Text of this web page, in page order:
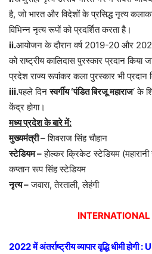
है, जो भारत और विदेशों के प्रसिद्ध नृत्य
विभिन्न नृत्य रूपों को प्रदर्शित करता है।
ii.आयोजन के दौरान वर्ष 2019-20 और
को राष्ट्रीय कालिदास पुरस्कार प्रदान किया
प्रदेश राज्य रूपांकर कला पुरस्कार भी प्रदान
iii.पहले दिनस्वर्गीय ‘पंडित बिरजू महाराज‘ के
केंद्र होगा।
मध्य प्रदेश के बारे में:
मुख्यमंत्री– शिवराज सिंह चौहान
स्टेडियम –होल्कर क्रिकेट स्टेडियम
कप्तान रूप सिंह स्टेडियम
नृत्य –जवारा, तेरताली, लेहंगी
2022 में अंतर्राष्ट्रीय व्यापार वृद्धि धीमी